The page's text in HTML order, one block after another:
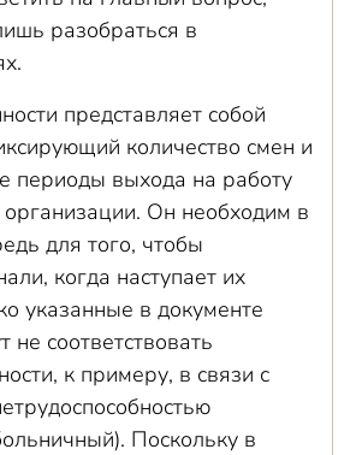
разобраться в
представляет собой
количество смен и
периоды выхода на работу
организации. Он необходим в
для того, чтобы
когда наступает их
указанные в документе
не соответствовать
к примеру, в связи с
Поскольку в